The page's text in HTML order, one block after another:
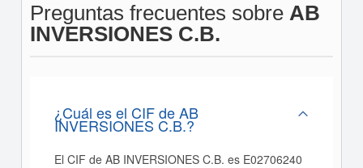
Preguntas frecuentes sobre AB
INVERSIONES C.B.
¿Cuál es el CIF de AB
INVERSIONES C.B.?
El CIF de AB INVERSIONES C.B. es E02706240